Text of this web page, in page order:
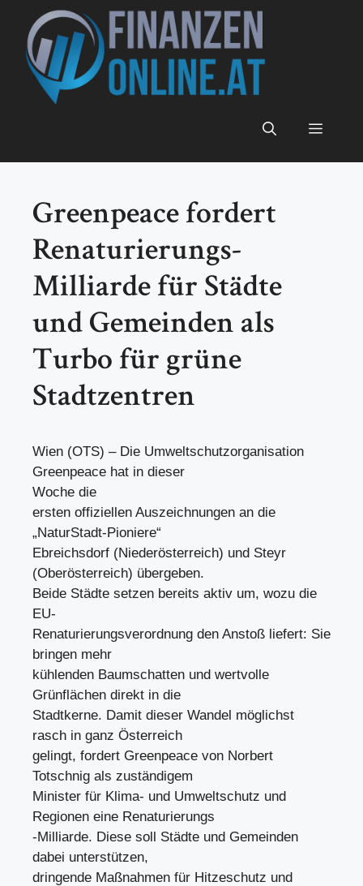
Inhalt
springen
Menü
Greenpeace fordert
Renaturierungs-
Milliarde für Städte
und Gemeinden als
Turbo für grüne
Stadtzentren
Wien (OTS) – Die Umweltschutzorganisation
Greenpeace hat in dieser
Woche die
ersten offiziellen Auszeichnungen an die
„NaturStadt-Pioniere“
Ebreichsdorf (Niederösterreich) und Steyr
(Oberösterreich) übergeben.
Beide Städte setzen bereits aktiv um, wozu die
EU-
Renaturierungsverordnung den Anstoß liefert: Sie
bringen mehr
kühlenden Baumschatten und wertvolle
Grünflächen direkt in die
Stadtkerne. Damit dieser Wandel möglichst
rasch in ganz Österreich
gelingt, fordert Greenpeace von Norbert
Totschnig als zuständigem
Minister für Klima- und Umweltschutz und
Regionen eine Renaturierungs
-Milliarde. Diese soll Städte und Gemeinden
dabei unterstützen,
dringende Maßnahmen für Hitzeschutz und